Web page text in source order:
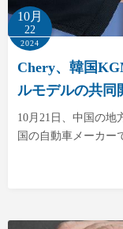
10月
22
2024
Chery、韓国
ルモデルの共同
10月21日、中国の地
国の自動車メーカ